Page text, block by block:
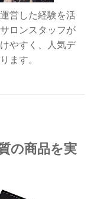
営した経験を活
ロンスタッフが
やすく、人気デ
ます。
の商品を実